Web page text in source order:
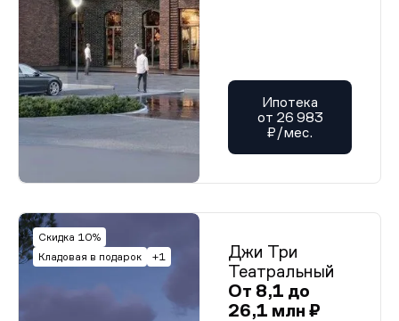
Ипотека
от 26 983
₽/мес.
Скидка 10%
Кладовая в подарок
+1
Джи Три
Театральный
От 8,1 до
26,1 млн ₽